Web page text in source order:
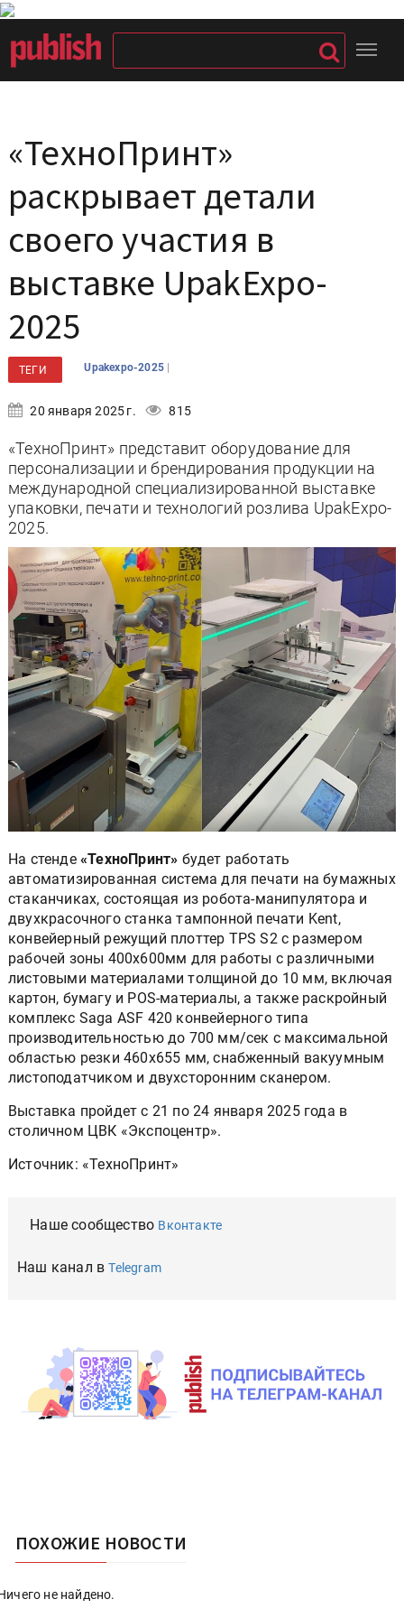
«ТехноПринт»
раскрывает детали
своего участия в
выставке UpakExpo-
2025
ТЕГИ Upakexpo-2025 |
20 января 2025 г. 815
«ТехноПринт» представит оборудование для
персонализации и брендирования продукции на
международной специализированной выставке
упаковки, печати и технологий розлива UpakExpo-
2025.
На стенде «ТехноПринт» будет работать
автоматизированная система для печати на бумажных
стаканчиках, состоящая из робота-манипулятора и
двухкрасочного станка тампонной печати Kent,
конвейерный режущий плоттер TPS S2 с размером
рабочей зоны 400х600мм для работы с различными
листовыми материалами толщиной до 10 мм, включая
картон, бумагу и POS-материалы, а также раскройный
комплекс Saga ASF 420 конвейерного типа
производительностью до 700 мм/сек с максимальной
областью резки 460х655 мм, снабженный вакуумным
листоподатчиком и двухсторонним сканером.
Выставка пройдет с 21 по 24 января 2025 года в
столичном ЦВК «Экспоцентр».
Источник: «ТехноПринт»
Наше сообщество Вконтакте
Наш канал вTelegram
ПОХОЖИЕ НОВОСТИ
не найдено.